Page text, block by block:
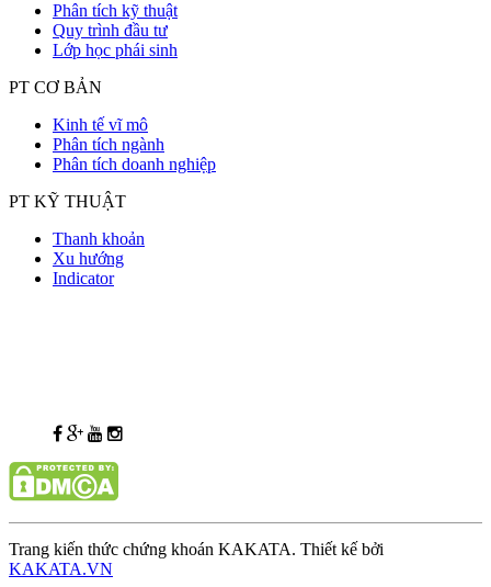
Phân tích kỹ thuật
Quy trình đầu tư
Lớp học phái sinh
PT CƠ BẢN
Kinh tế vĩ mô
Phân tích ngành
Phân tích doanh nghiệp
PT KỸ THUẬT
Thanh khoản
Xu hướng
Indicator
Trang kiến thức chứng khoán KAKATA. Thiết kế bởi
KAKATA.VN